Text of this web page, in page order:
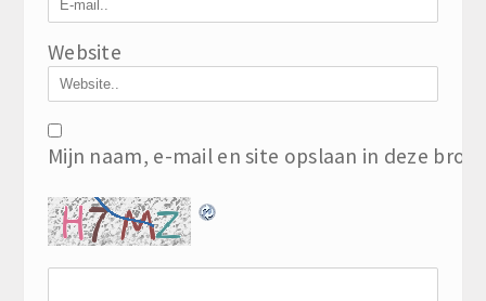
Website
Mijn naam, e-mail en site opslaan in deze